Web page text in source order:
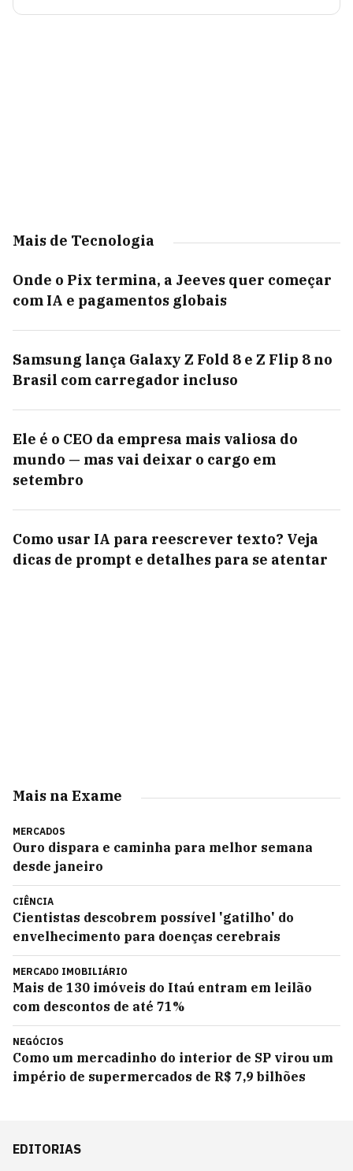
Mais de Tecnologia
Onde o Pix termina, a Jeeves quer começar
com IA e pagamentos globais
Samsung lança Galaxy Z Fold 8 e Z Flip 8 no
Brasil com carregador incluso
Ele é o CEO da empresa mais valiosa do
mundo — mas vai deixar o cargo em
setembro
Como usar IA para reescrever texto? Veja
dicas de prompt e detalhes para se atentar
Mais na Exame
MERCADOS
Ouro dispara e caminha para melhor semana
desde janeiro
CIÊNCIA
Cientistas descobrem possível 'gatilho' do
envelhecimento para doenças cerebrais
MERCADO IMOBILIÁRIO
Mais de 130 imóveis do Itaú entram em leilão
com descontos de até 71%
NEGÓCIOS
Como um mercadinho do interior de SP virou um
império de supermercados de R$ 7,9 bilhões
EDITORIAS